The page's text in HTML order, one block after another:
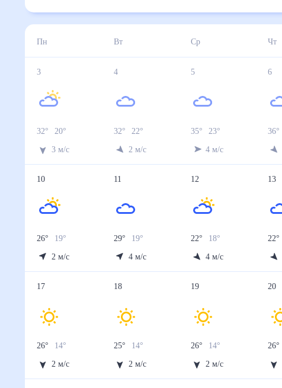
Пн Вт Ср Чт
3
32° 20
3 м/с
4
32° 22°
2 м/с
5
35° 23°
4 м/с
6
36°
10
26° 19°
2 м/с
11
29° 19°
4 м/с
12
22° 18°
4 м/с
13
22°
17
26° 14°
2 м/с
18
25° 14°
2 м/с
19
26° 14°
2 м/с
20
26°